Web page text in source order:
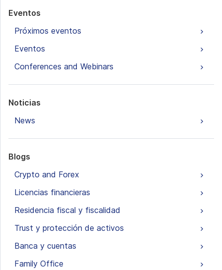
Eventos
Próximos eventos
Eventos
Conferences and Webinars
Noticias
News
Blogs
Crypto and Forex
Licencias financieras
Residencia fiscal y fiscalidad
Trust y protección de activos
Banca y cuentas
Family Office